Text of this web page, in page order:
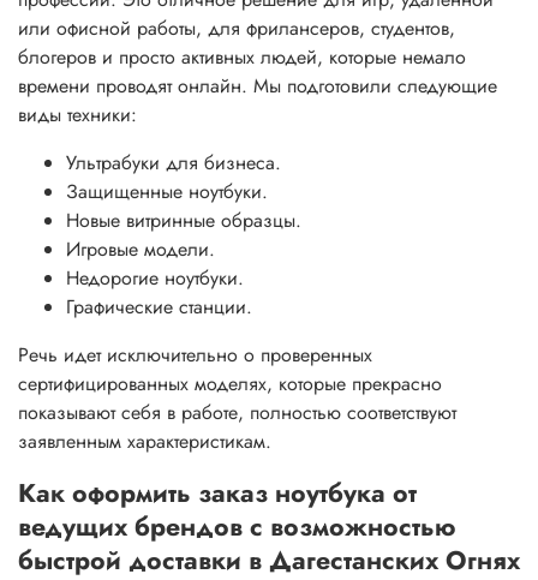
или офисной работы, для фрилансеров, студентов,
блогеров и просто активных людей, которые немало
времени проводят онлайн. Мы подготовили следующие
виды техники:
Ультрабуки для бизнеса.
Защищенные ноутбуки.
Новые витринные образцы.
Игровые модели.
Недорогие ноутбуки.
Графические станции.
Речь идет исключительно о проверенных
сертифицированных моделях, которые прекрасно
показывают себя в работе, полностью соответствуют
заявленным характеристикам.
Как оформить заказ ноутбука от
ведущих брендов с возможностью
быстрой доставки в Дагестанских Огнях